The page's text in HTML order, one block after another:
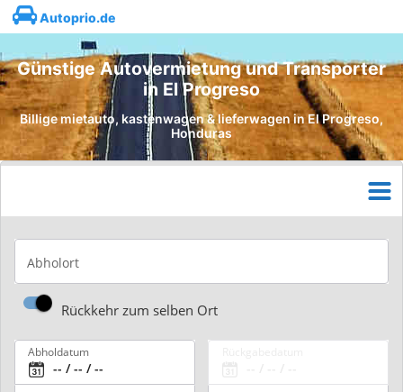
Autoprio.de
Günstige Autovermietung und Transporter
in El Progreso
Billige mietauto, kastenwagen & lieferwagen in El Progreso,
Honduras
Abholort
Rückkehr zum selben Ort
Abholdatum